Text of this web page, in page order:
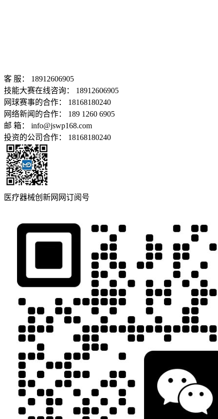
客 服： 18912606905
技能大赛在线咨询： 18912606905
网球赛事的合作： 18168180240
网络新闻的合作： 189 1260 6905
邮 箱： info@jswp168.com
投资的公司合作： 18168180240
医疗器械创新网网订阅号